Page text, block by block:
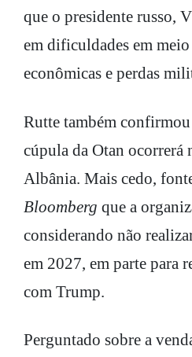
que o presidente russo,
em dificuldades em meio
econômicas e perdas
Rutte também
cúpula da Otan ocorrerá
Albânia. Mais cedo,
Bloomberg que a
considerando não
em 2027, em parte para
com Trump.
Perguntado sobre a